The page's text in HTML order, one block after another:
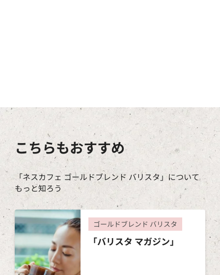
こちらもおすすめ
「ネスカフェ ゴールドブレンド バリスタ」について
もっと知ろう
ゴールドブレンド バリスタ
「バリスタ マガジン」